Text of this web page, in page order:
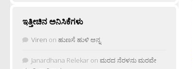
ಇತ್ತೀಚಿನ ಅನಿಸಿಕೆಗಳು
Viren on ಹುಣಸೆ ಹುಳಿ ಅನ್ನ
Janardhana Relekar on ಮರದ ನೆರಳನು ಮರವೇ